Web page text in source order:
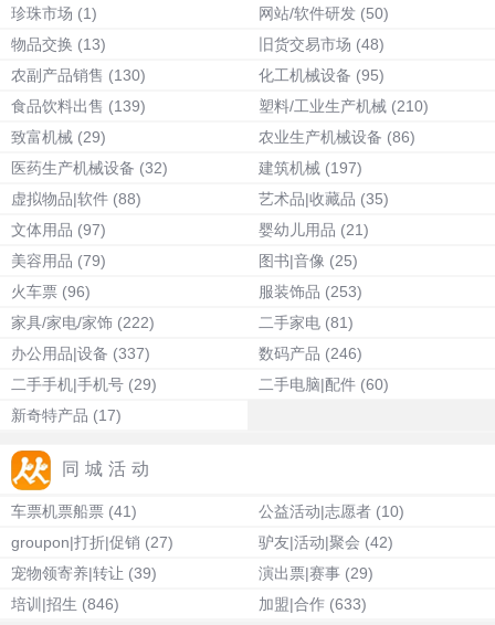
珍珠市场 (1) 网站/软件研发 (50)
物品交换 (13) 旧货交易市场 (48)
农副产品销售 (130) 化工机械设备 (95)
食品饮料出售 (139) 塑料/工业生产机械 (210)
致富机械 (29) 农业生产机械设备 (86)
医药生产机械设备 (32) 建筑机械 (197)
虚拟物品|软件 (88) 艺术品|收藏品 (35)
文体用品 (97) 婴幼儿用品 (21)
美容用品 (79) 图书|音像 (25)
火车票 (96) 服装饰品 (253)
家具/家电/家饰 (222) 二手家电 (81)
办公用品|设备 (337) 数码产品 (246)
二手手机|手机号 (29) 二手电脑|配件 (60)
新奇特产品 (17)
同城活动
车票机票船票 (41) 公益活动|志愿者 (10)
groupon|打折|促销 (27) 驴友|活动|聚会 (42)
宠物领寄养|转让 (39) 演出票|赛事 (29)
培训|招生 (846) 加盟|合作 (633)